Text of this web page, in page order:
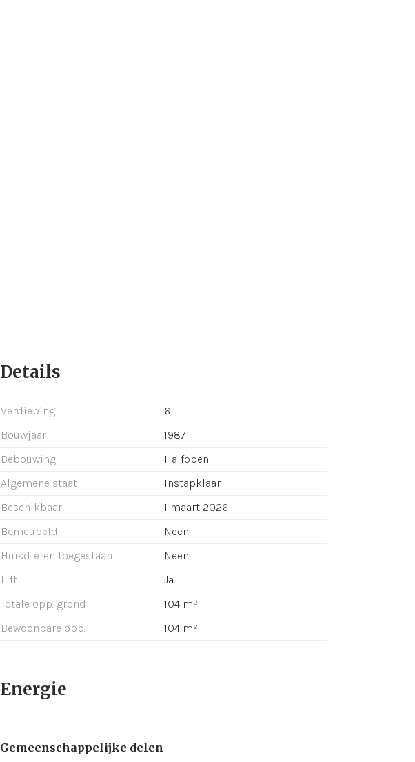
Details
Verdieping
6
Bouwjaar
1987
Bebouwing
Halfopen
Algemene staat
Instapklaar
Beschikbaar
1 maart 2026
Bemeubeld
Neen
Huisdieren toegestaan
Neen
Lift
Ja
Totale opp. grond
104 m²
Bewoonbare opp.
104 m²
Energie
Gemeenschappelijke delen